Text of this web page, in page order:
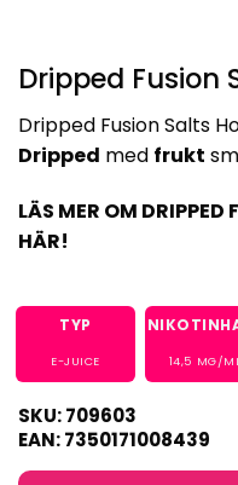
Dripped Fusion
Dripped Fusion Salts
Dripped med frukt
LÄS MER OM DRIPPED
HÄR!
TYP
E-JUICE 14,5 MG/
SKU: 709603
EAN: 7350171008439